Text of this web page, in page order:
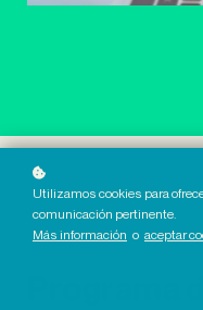
Programa
Utilizamos cookies para
comunicación pertinente.
Más información o aceptar